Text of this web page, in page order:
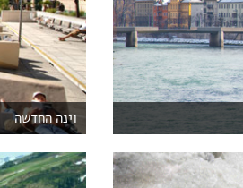
וינה החדשה